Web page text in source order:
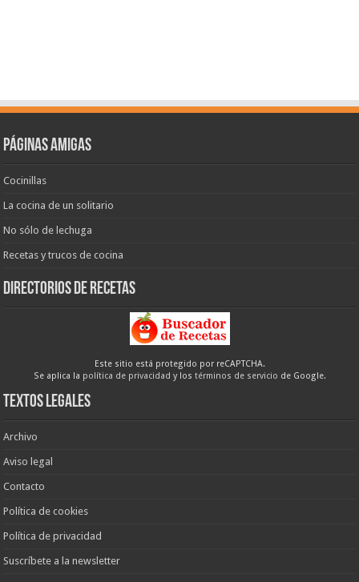
Páginas amigas
Cocinillas
La cocina de un solitario
No sólo de lechuga
Recetas y trucos de cocina
Directorios de recetas
Este sitio está protegido por reCAPTCHA.
Se aplica la política de privacidad y los términos de servicio de Google.
Textos legales
Archivo
Aviso legal
Contacto
Política de cookies
Política de privacidad
Suscríbete a la newsletter